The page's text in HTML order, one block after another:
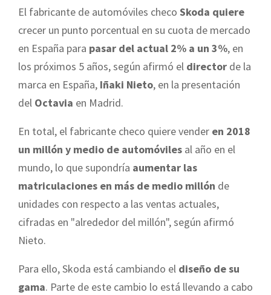
El fabricante de automóviles checo Skoda quiere
crecer un punto porcentual en su cuota de mercado
en España para pasar del actual 2% a un 3%, en
los próximos 5 años, según afirmó el director de la
marca en España, Iñaki Nieto, en la presentación
del Octavia en Madrid.
En total, el fabricante checo quiere vender en 2018
un millón y medio de automóviles al año en el
mundo, lo que supondría aumentar las
matriculaciones en más de medio millón de
unidades con respecto a las ventas actuales,
cifradas en "alrededor del millón", según afirmó
Nieto.
Para ello, Skoda está cambiando el diseño de su
gama. Parte de este cambio lo está llevando a cabo